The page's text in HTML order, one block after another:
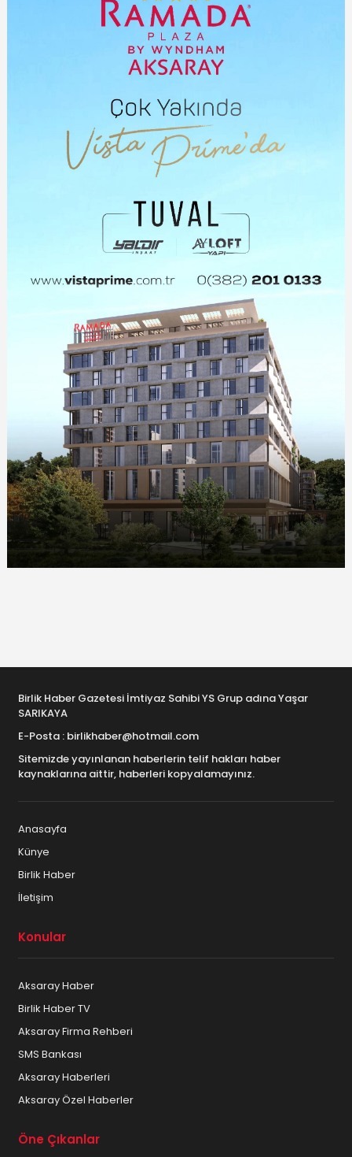
Birlik Haber Gazetesi İmtiyaz Sahibi YS Grup adına Yaşar
SARIKAYA
E-Posta : birlikhaber@hotmail.com
Sitemizde yayınlanan haberlerin telif hakları haber
kaynaklarına aittir, haberleri kopyalamayınız.
Anasayfa
Künye
Birlik Haber
İletişim
Konular
Aksaray Haber
Birlik Haber TV
Aksaray Firma Rehberi
SMS Bankası
Aksaray Haberleri
Aksaray Özel Haberler
Öne Çıkanlar